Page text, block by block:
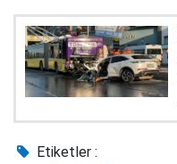
Etiketler :